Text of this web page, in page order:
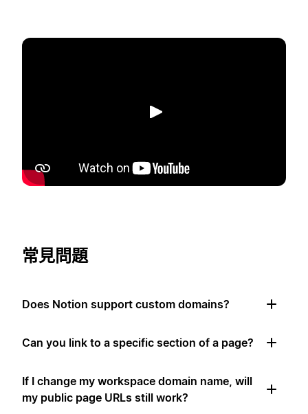
播放
常見問題
Does Notion support custom domains?
Can you link to a specific section of a page?
If I change my workspace domain name, will
my public page URLs still work?